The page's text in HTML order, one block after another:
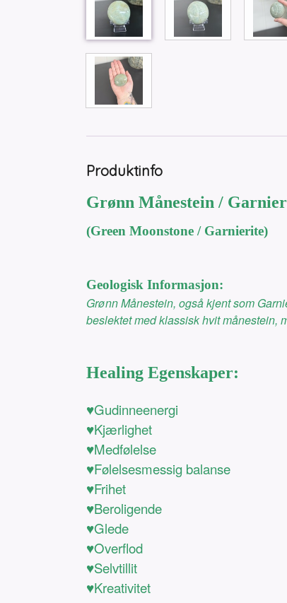
Produktinfo
Grønn Månestein /
(Green Moonstone / Garnierite)
Geologisk Informasjon:
Grønn Månestein, også kjent som
beslektet med klassisk hvit månestein,
Healing Egenskaper:
♥Gudinneenergi
♥Kjærlighet
♥Medfølelse
♥Følelsesmessig balanse
♥Frihet
♥Beroligende
♥Glede
♥Overflod
♥Selvtillit
♥Kreativitet